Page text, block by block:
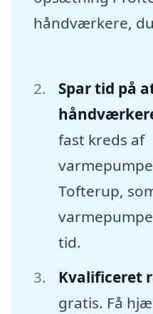
håndværkere,
Spar tid på
fast kreds af
Tofterup,
tid.
Kvalificeret
gratis. Få